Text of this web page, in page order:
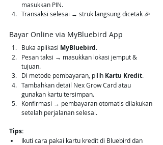
masukkan PIN.
Transaksi selesai → struk langsung dicetak 🎉
Bayar Online via MyBluebird App
Buka aplikasi MyBluebird.
Pesan taksi → masukkan lokasi jemput &
tujuan.
Di metode pembayaran, pilih Kartu Kredit.
Tambahkan detail Nex Grow Card atau
gunakan kartu tersimpan.
Konfirmasi → pembayaran otomatis dilakukan
setelah perjalanan selesai.
Tips:
Ikuti cara pakai kartu kredit di Bluebird dan